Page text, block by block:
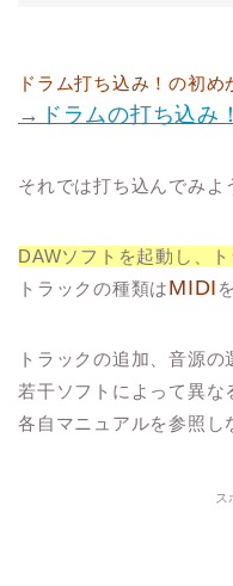
ドラム打ち込み！の初め
→ドラムの打ち込み！
それでは打ち込んでみよ
DAWソフトを起動し、
トラックの種類はMIDI
トラックの追加、音源の
若干ソフトによって異な
各自マニュアルを参照し
ス